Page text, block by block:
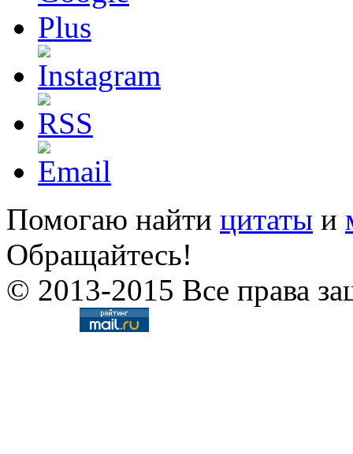
Помогаю найти цитаты и
Обращайтесь!
© 2013-2015 Все права